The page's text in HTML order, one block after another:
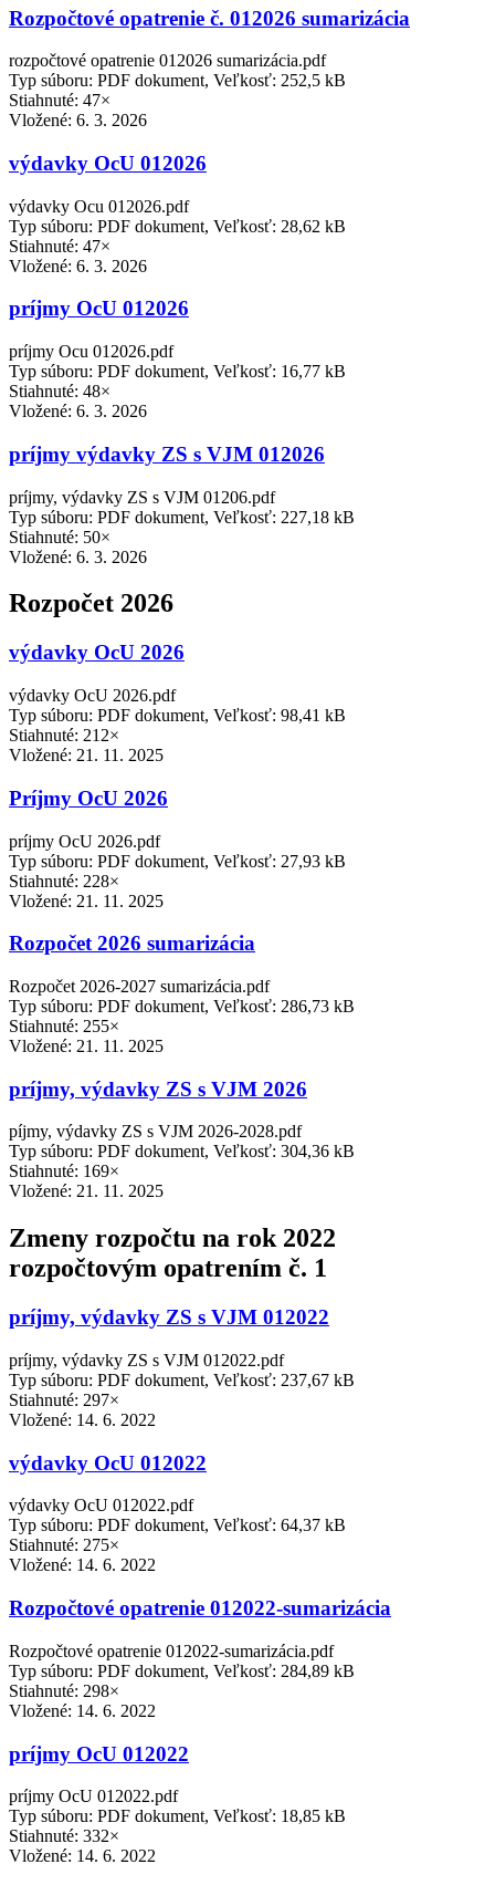
Rozpočtové opatrenie č. 012026 sumarizácia
rozpočtové opatrenie 012026 sumarizácia.pdf
Typ súboru: PDF dokument, Veľkosť: 252,5 kB
Stiahnuté: 47×
Vložené: 6. 3. 2026
výdavky OcU 012026
výdavky Ocu 012026.pdf
Typ súboru: PDF dokument, Veľkosť: 28,62 kB
Stiahnuté: 47×
Vložené: 6. 3. 2026
príjmy OcU 012026
príjmy Ocu 012026.pdf
Typ súboru: PDF dokument, Veľkosť: 16,77 kB
Stiahnuté: 48×
Vložené: 6. 3. 2026
príjmy výdavky ZS s VJM 012026
príjmy, výdavky ZS s VJM 01206.pdf
Typ súboru: PDF dokument, Veľkosť: 227,18 kB
Stiahnuté: 50×
Vložené: 6. 3. 2026
Rozpočet 2026
výdavky OcU 2026
výdavky OcU 2026.pdf
Typ súboru: PDF dokument, Veľkosť: 98,41 kB
Stiahnuté: 212×
Vložené: 21. 11. 2025
Príjmy OcU 2026
príjmy OcU 2026.pdf
Typ súboru: PDF dokument, Veľkosť: 27,93 kB
Stiahnuté: 228×
Vložené: 21. 11. 2025
Rozpočet 2026 sumarizácia
Rozpočet 2026-2027 sumarizácia.pdf
Typ súboru: PDF dokument, Veľkosť: 286,73 kB
Stiahnuté: 255×
Vložené: 21. 11. 2025
príjmy, výdavky ZS s VJM 2026
píjmy, výdavky ZS s VJM 2026-2028.pdf
Typ súboru: PDF dokument, Veľkosť: 304,36 kB
Stiahnuté: 169×
Vložené: 21. 11. 2025
Zmeny rozpočtu na rok 2022
rozpočtovým opatrením č. 1
príjmy, výdavky ZS s VJM 012022
príjmy, výdavky ZS s VJM 012022.pdf
Typ súboru: PDF dokument, Veľkosť: 237,67 kB
Stiahnuté: 297×
Vložené: 14. 6. 2022
výdavky OcU 012022
výdavky OcU 012022.pdf
Typ súboru: PDF dokument, Veľkosť: 64,37 kB
Stiahnuté: 275×
Vložené: 14. 6. 2022
Rozpočtové opatrenie 012022-sumarizácia
Rozpočtové opatrenie 012022-sumarizácia.pdf
Typ súboru: PDF dokument, Veľkosť: 284,89 kB
Stiahnuté: 298×
Vložené: 14. 6. 2022
príjmy OcU 012022
príjmy OcU 012022.pdf
Typ súboru: PDF dokument, Veľkosť: 18,85 kB
Stiahnuté: 332×
Vložené: 14. 6. 2022